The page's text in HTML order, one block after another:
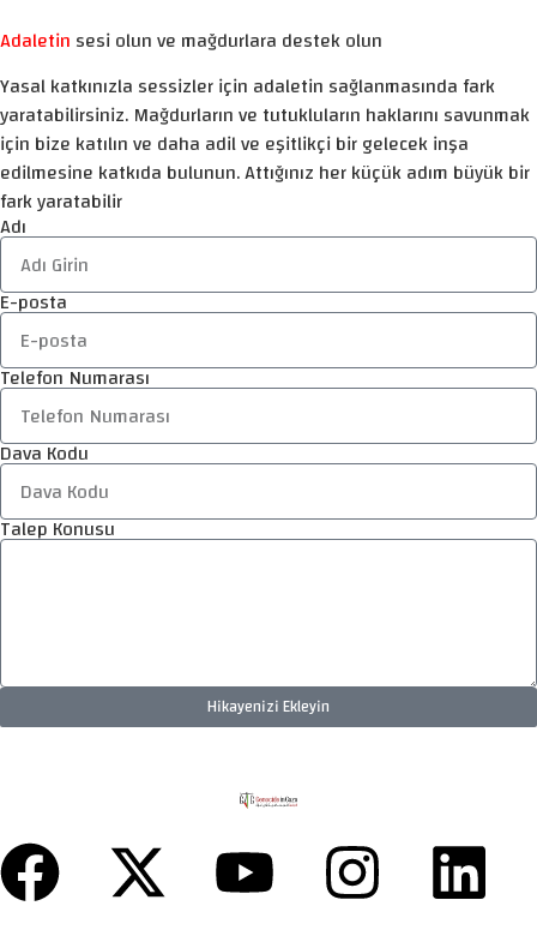
Adaletin sesi olun ve mağdurlara destek olun
Yasal katkınızla sessizler için adaletin sağlanmasında fark
yaratabilirsiniz. Mağdurların ve tutukluların haklarını savunmak
için bize katılın ve daha adil ve eşitlikçi bir gelecek inşa
edilmesine katkıda bulunun. Attığınız her küçük adım büyük bir
fark yaratabilir
Adı
E-posta
Telefon Numarası
Dava Kodu
Talep Konusu
Hikayenizi Ekleyin